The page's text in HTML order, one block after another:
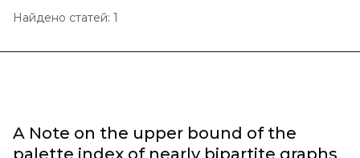
Найдено статей: 1
A Note on the upper bound of the
palette index of nearly bipartite graphs